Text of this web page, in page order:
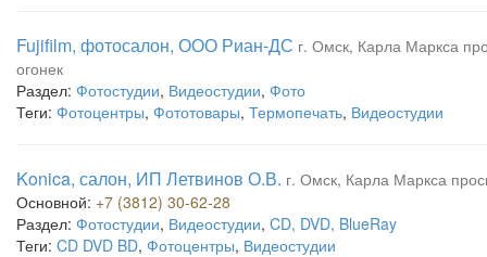
Fujifilm, фотосалон, ООО Риан-ДС г. Омск, Карла Маркса
огонек
Раздел: Фотостудии, Видеостудии, Фото
Теги: Фотоцентры, Фототовары, Термопечать, Видеостудии
Konica, салон, ИП Летвинов О.В. г. Омск, Карла Маркса
Основной: +7 (3812) 30-62-28
Раздел: Фотостудии, Видеостудии, CD, DVD, BlueRay
Теги: CD DVD BD, Фотоцентры, Видеостудии